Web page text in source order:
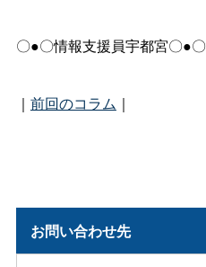
〇●〇情報支援員宇都宮〇●〇
｜ 前回のコラム ｜
お問い合わせ先